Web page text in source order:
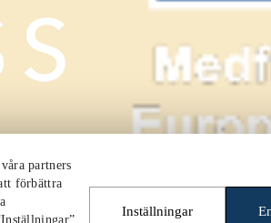
partners
förbättra
Inställningar